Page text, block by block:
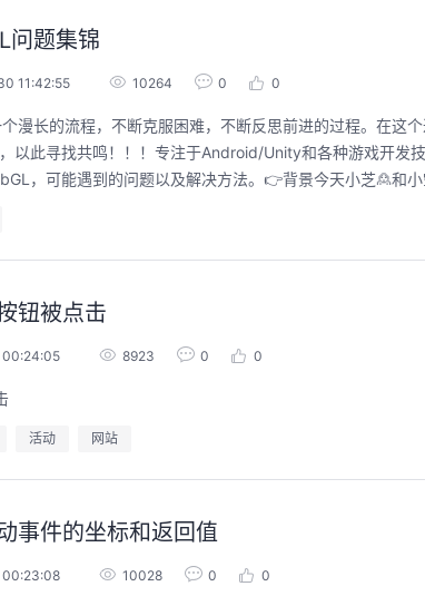
问题集锦
11:42:55 10264 0 0
漫长的流程，不断克服困难，不断反思前进的过程。在这
以此寻找共鸣！！！专注于Android/Unity和各种游戏开发
，可能遇到的问题以及解决方法。👉背景今天小芝🙎和
钮被点击
00:24:05 8923 0 0
活动 网站
事件的坐标和返回值
00:23:08 10028 0 0